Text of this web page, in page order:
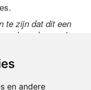
en andere
te zijn dat dit een
code over in